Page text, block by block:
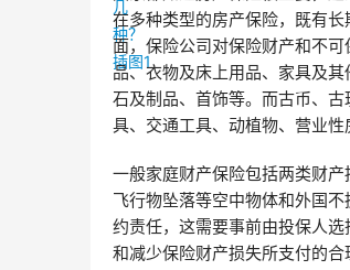
在多种类型的房产保险，既有
面，保险公司对保险财产和不
品、衣物及床上用品、家具及
石及制品、首饰等。而古币、
具、交通工具、动植物、营业性
一般家庭财产保险包括两类财
飞行物坠落等空中物体和外国
约责任，这需要事前由投保人
和减少保险财产损失所支付的合